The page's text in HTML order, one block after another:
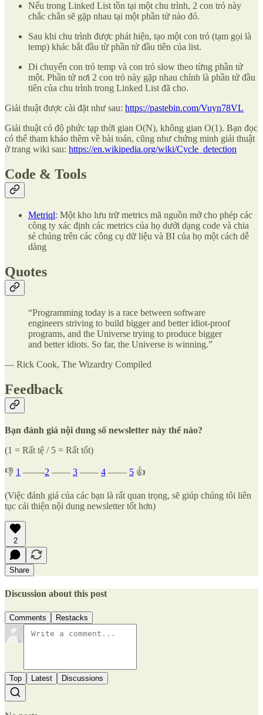
Nếu trong Linked List tồn tại một chu trình, 2 con trỏ này
chắc chắn sẽ gặp nhau tại một phần tử nào đó.
Sau khi chu trình được phát hiện, tạo một con trỏ (tạm gọi là
temp) khác bắt đầu từ phần tử đầu tiên của list.
Di chuyển con trỏ temp và con trỏ slow theo từng phần tử
một. Phần tử nơi 2 con trỏ này gặp nhau chính là phần tử đầu
tiên của chu trình trong Linked List đã cho.
Giải thuật được cài đặt như sau: https://pastebin.com/Vuyn78VL
Giải thuật có độ phức tạp thời gian O(N), không gian O(1). Bạn đọc
có thể tham khảo thêm về bài toán, cũng như chứng minh giải thuật
ở trang wiki sau: https://en.wikipedia.org/wiki/Cycle_detection
Code & Tools
Metriql: Một kho lưu trữ metrics mã nguồn mở cho phép các
công ty xác định các metrics của họ dưới dạng code và chia
sẻ chúng trên các công cụ dữ liệu và BI của họ một cách dễ
dàng
Quotes
“Programming today is a race between software
engineers striving to build bigger and better idiot-proof
programs, and the Universe trying to produce bigger
and better idiots. So far, the Universe is winning.”
― Rick Cook, The Wizardry Compiled
Feedback
Bạn đánh giá nội dung số newsletter này thế nào?
(1 = Rất tệ / 5 = Rất tốt)
👎 1 ——-2 —— 3 —— 4 —— 5 👍
(Việc đánh giá của các bạn là rất quan trọng, sẽ giúp chúng tôi liên
tục cải thiện nội dung newsletter tốt hơn)
2
Share
Discussion about this post
Comments Restacks
Top Latest Discussions